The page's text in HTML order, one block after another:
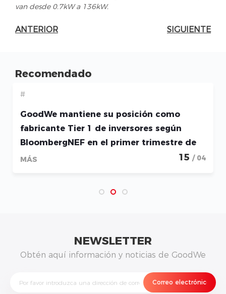
van desde 0.7kW a 136kW.
ANTERIOR SIGUIENTE
Recomendado
#
GoodWe mantiene su posición como
fabricante Tier 1 de inversores según
BloombergNEF en el primer trimestre de
2026
MÁS 15 / 04
NEWSLETTER
Obtén aquí información y noticias de GoodWe